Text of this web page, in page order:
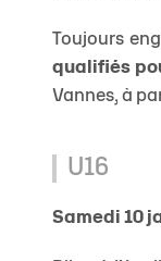
Toujours
qualifiés
Vannes, à
U16
Samedi 10